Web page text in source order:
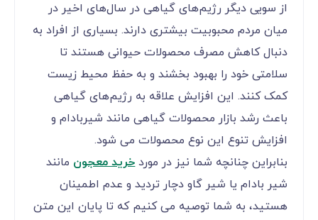
از سویی دیگر رژیم‌های گیاهی در سال‌های اخیر در
میان مردم محبوبیت بیشتری دارند. بسیاری از افراد به
دنبال کاهش مصرف محصولات حیوانی هستند تا
سلامتی خود را بهبود بخشند و به حفظ محیط زیست
کمک کنند. این افزایش علاقه به رژیم‌های گیاهی
باعث رشد بازار محصولات گیاهی مانند شیربادام و
افزایش تنوع این نوع محصولات می شود.
بنابراین چنانچه شما نیز در موردخرید معجون مانند
شیر بادام یا شیر گاو دچار تردید و عدم اطمینان
هستید، به شما توصیه می کنیم که تا پایان این متن